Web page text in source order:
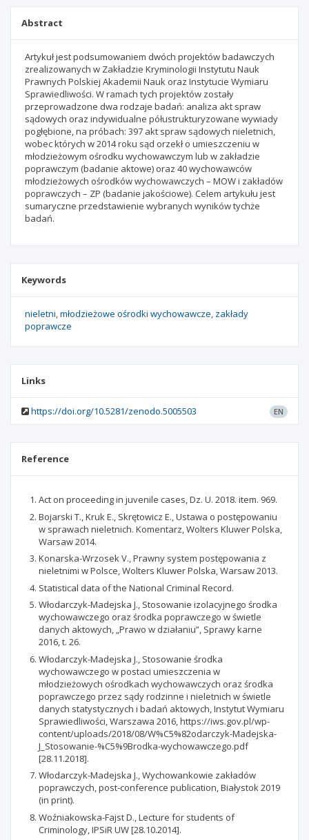
Abstract
Artykuł jest podsumowaniem dwóch projektów badawczych
zrealizowanych w Zakładzie Kryminologii Instytutu Nauk
Prawnych Polskiej Akademii Nauk oraz Instytucie Wymiaru
Sprawiedliwości. W ramach tych projektów zostały
przeprowadzone dwa rodzaje badań: analiza akt spraw
sądowych oraz indywidualne półustrukturyzowane wywiady
pogłębione, na próbach: 397 akt spraw sądowych nieletnich,
wobec których w 2014 roku sąd orzekł o umieszczeniu w
młodzieżowym ośrodku wychowawczym lub w zakładzie
poprawczym (badanie aktowe) oraz 40 wychowawców
młodzieżowych ośrodków wychowawczych – MOW i zakładów
poprawczych – ZP (badanie jakościowe). Celem artykułu jest
sumaryczne przedstawienie wybranych wyników tychże
badań.
Keywords
nieletni młodzieżowe ośrodki wychowawcze zakłady
poprawcze
Links
https://doi.org/10.5281/zenodo.5005503 EN
Reference
Act on proceeding in juvenile cases, Dz. U. 2018. item. 969.
Bojarski T., Kruk E., Skrętowicz E., Ustawa o postępowaniu
w sprawach nieletnich. Komentarz, Wolters Kluwer Polska,
Warsaw 2014.
Konarska-Wrzosek V., Prawny system postępowania z
nieletnimi w Polsce, Wolters Kluwer Polska, Warsaw 2013.
Statistical data of the National Criminal Record.
Włodarczyk-Madejska J., Stosowanie izolacyjnego środka
wychowawczego oraz środka poprawczego w świetle
danych aktowych, „Prawo w działaniu”, Sprawy karne
2016, t. 26.
Włodarczyk-Madejska J., Stosowanie środka
wychowawczego w postaci umieszczenia w
młodzieżowych ośrodkach wychowawczych oraz środka
poprawczego przez sądy rodzinne i nieletnich w świetle
danych statystycznych i badań aktowych, Instytut Wymiaru
Sprawiedliwości, Warszawa 2016, https://iws.gov.pl/wp-
content/uploads/2018/08/W%C5%82odarczyk-Madejska-
J_Stosowanie-%C5%9Brodka-wychowawczego.pdf
[28.11.2018].
Włodarczyk-Madejska J., Wychowankowie zakładów
poprawczych, post-conference publication, Białystok 2019
(in print).
Woźniakowska-Fajst D., Lecture for students of
Criminology, IPSiR UW [28.10.2014].